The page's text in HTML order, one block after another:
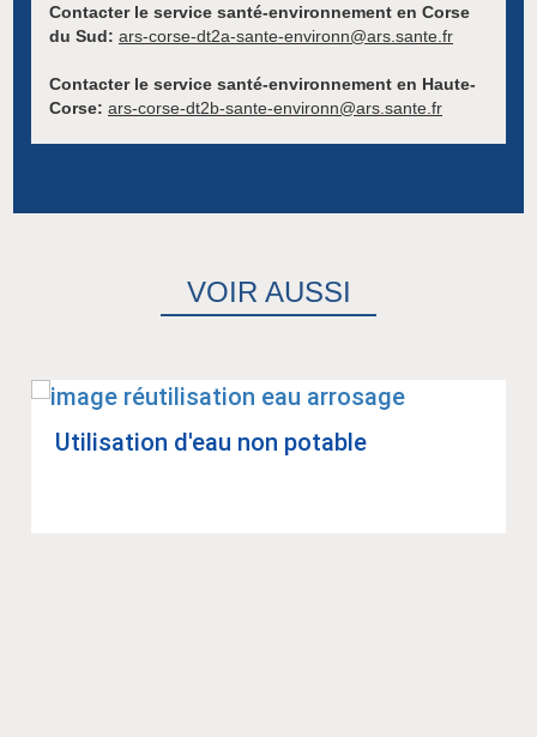
Contacter le service santé-environnement en Corse
du Sud: ars-corse-dt2a-sante-environn@ars.sante.fr
Contacter le service santé-environnement en Haute-
Corse: ars-corse-dt2b-sante-environn@ars.sante.fr
VOIR AUSSI
Uti­li­sa­tion d'eau non potable